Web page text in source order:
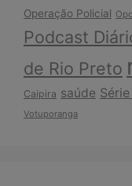
Operação Policial
Podcast
de Rio Preto
Caipira saúde
Votuporanga